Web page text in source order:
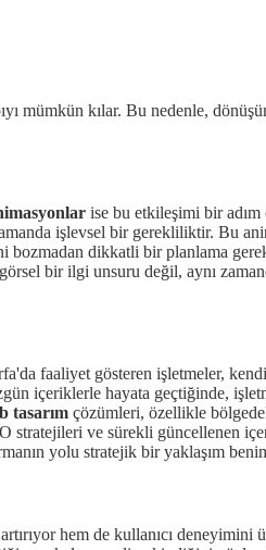
mümkün kılar. Bu nedenle,
ise bu etkileşimi bir adım
işlevsel bir gerekliliktir. Bu
bozmadan dikkatli bir planlama
bir ilgi unsuru değil, aynı
faaliyet gösteren işletmeler,
içeriklerle hayata geçtiğinde,
tasarım çözümleri, özellikle
stratejileri ve sürekli güncellenen
yolu stratejik bir yaklaşım
hem de kullanıcı deneyimini